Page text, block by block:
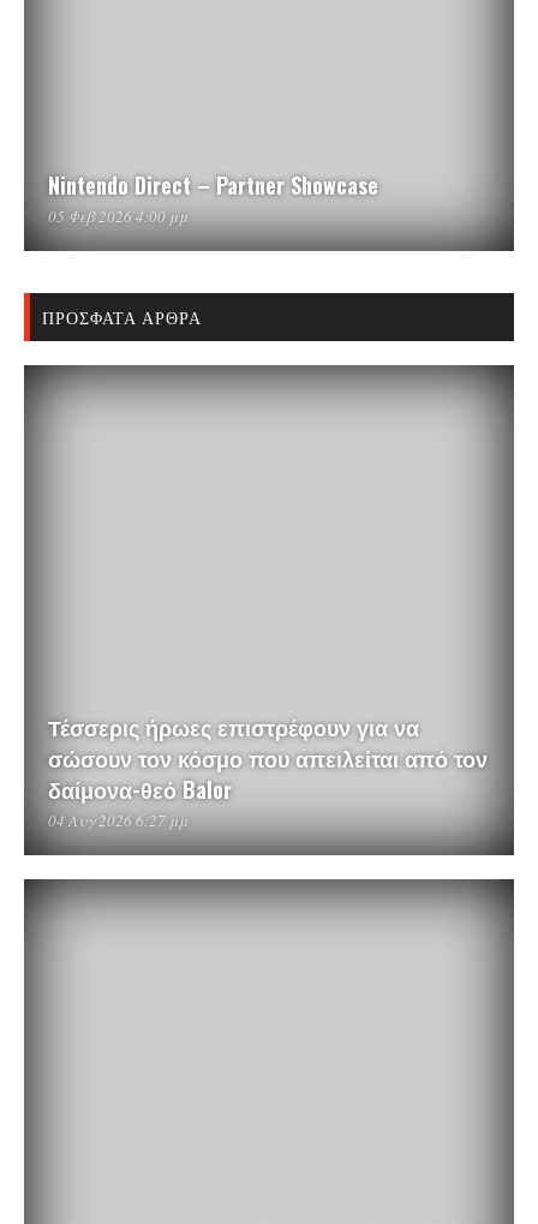
Nintendo Direct – Partner Showcase
05 Φεβ 2026 4:00 μμ
ΠΡΌΣΦΑΤΑ ΆΡΘΡΑ
Τέσσερις ήρωες επιστρέφουν για να
σώσουν τον κόσμο που απειλείται από τον
δαίμονα-θεό Balor
04 Αυγ 2026 6:27 μμ